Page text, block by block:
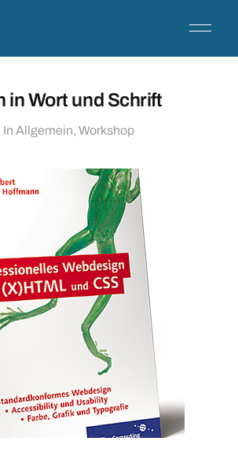
in Wort und Schrift
In Allgemein, Workshop